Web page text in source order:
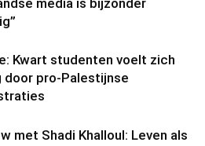
media is bijzonder
Kwart studenten voelt zich
door pro-Palestijnse
met Shadi Khalloul: Leven als